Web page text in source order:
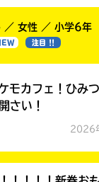
／ 女性 ／ 小学6年
注目 !!
モカフェ！ひみ
さい！
2026